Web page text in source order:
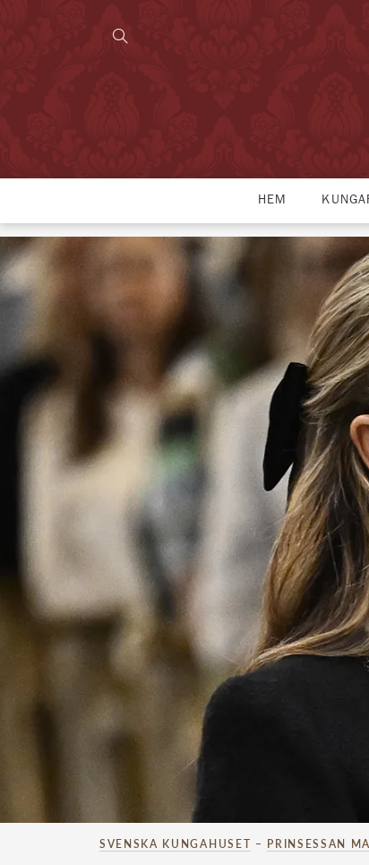
HEM
SVENSKA KUNGAHUSET – PRINSESSAN